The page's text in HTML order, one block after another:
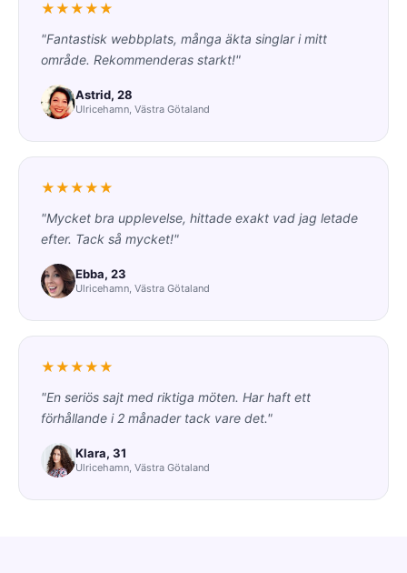
★★★★★
"Fantastisk webbplats, många äkta singlar i mitt
område. Rekommenderas starkt!"
Astrid, 28
Ulricehamn, Västra Götaland
★★★★★
"Mycket bra upplevelse, hittade exakt vad jag letade
efter. Tack så mycket!"
Ebba, 23
Ulricehamn, Västra Götaland
★★★★★
"En seriös sajt med riktiga möten. Har haft ett
förhållande i 2 månader tack vare det."
Klara, 31
Ulricehamn, Västra Götaland